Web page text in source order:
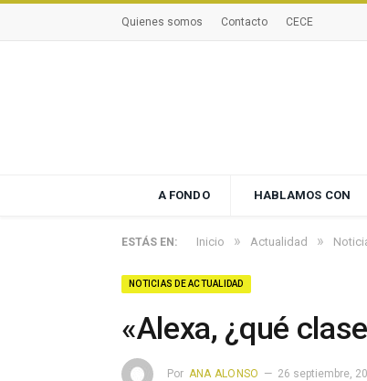
Quienes somos Contacto CECE
A FONDO HABLAMOS CON
ESTÁS EN: Inicio » Actualidad »
NOTICIAS DE ACTUALIDAD
«Alexa, ¿qué
Por ANA ALONSO 26 septiembre,